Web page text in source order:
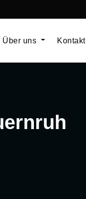
Über uns Kontakt